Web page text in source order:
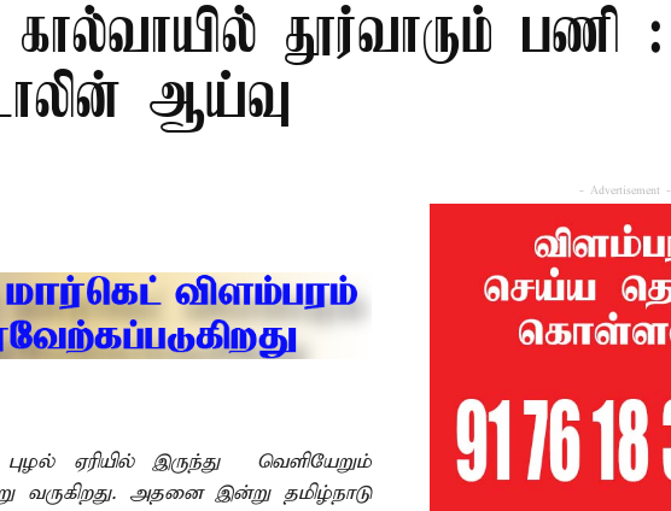
கால்வாயில் தூர்வாரும் பணி :
ஆய்வு
ஏரியில் இருந்து வெளியேறும்
வருகிறது. அதனை இன்று தமிழ்நாடு
- Advertisement -